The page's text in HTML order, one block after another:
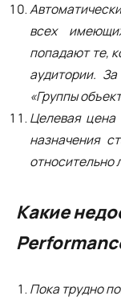
всех
попадают те,
аудитории.
«Группы
Целевая цена
назначения
относительно
Какие
Пока трудно